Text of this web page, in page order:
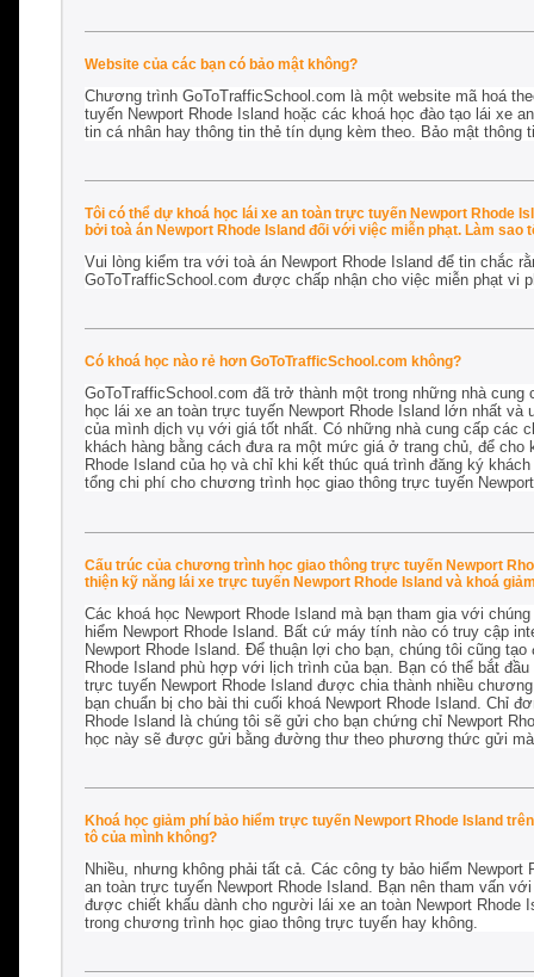
Website của các bạn có bảo mật không?
Chương trình GoToTrafficSchool.com là một website mã hoá
tuyến Newport Rhode Island hoặc các khoá học đào tạo lái xe
tin cá nhân hay thông tin thẻ tín dụng kèm theo. Bảo mật thông
Tôi có thể dự khoá học lái xe an toàn trực tuyến Newport Rhode
bởi toà án Newport Rhode Island đối với việc miễn phạt. Làm sao
Vui lòng kiểm tra với toà án Newport Rhode Island để tin chắc
GoToTrafficSchool.com được chấp nhận cho việc miễn phạt vi
Có khoá học nào rẻ hơn GoToTrafficSchool.com không?
GoToTrafficSchool.com đã trở thành một trong những nhà
học lái xe an toàn trực tuyến Newport Rhode Island lớn nhất
của mình dịch vụ với giá tốt nhất. Có những nhà cung cấp các
khách hàng bằng cách đưa ra một mức giá ở trang chủ, để
Rhode Island của họ và chỉ khi kết thúc quá trình đăng ký
tổng chi phí cho chương trình học giao thông trực tuyến
Cấu trúc của chương trình học giao thông trực tuyến Newport
thiện kỹ năng lái xe trực tuyến Newport Rhode Island và khoá
Các khoá học Newport Rhode Island mà bạn tham gia với
hiểm Newport Rhode Island. Bất cứ máy tính nào có truy cập
Newport Rhode Island. Để thuận lợi cho bạn, chúng tôi cũng
Rhode Island phù hợp với lịch trình của bạn. Bạn có thể bắt
trực tuyến Newport Rhode Island được chia thành nhiều
bạn chuẩn bị cho bài thi cuối khoá Newport Rhode Island. Chỉ
Rhode Island là chúng tôi sẽ gửi cho bạn chứng chỉ Newport
học này sẽ được gửi bằng đường thư theo phương thức gửi
Khoá học giảm phí bảo hiểm trực tuyến Newport Rhode Island
tô của mình không?
Nhiều, nhưng không phải tất cả. Các công ty bảo hiểm
an toàn trực tuyến Newport Rhode Island. Bạn nên tham vấn
được chiết khấu dành cho người lái xe an toàn Newport Rhode
trong chương trình học giao thông trực tuyến hay không.